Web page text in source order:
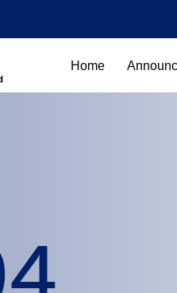
Home